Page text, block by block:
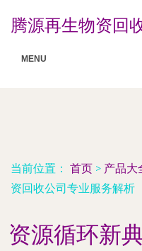
腾源再生物资回
MENU
当前位置： 首页 > 产品大
资回收公司专业服务解析
资源循环新